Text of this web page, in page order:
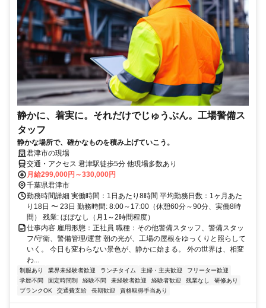
静かに、着実に。それだけでじゅうぶん。工場警備ス
タッフ
静かな場所で、確かなものを積み上げていこう。
君津市の現場
交通・アクセス 君津駅徒歩5分 他現場多数あり
月給299,000円～330,000円
千葉県君津市
勤務時間詳細 実働時間：1日あたり8時間 平均勤務日数：1ヶ月あた
り18日 〜 23日 勤務時間: 8:00～17:00（休憩60分～90分、実働8時
間） 残業: ほぼなし（月1～2時間程度）
仕事内容 雇用形態：正社員 職種：その他警備スタッフ、警備スタッ
フ/守衛、警備管理/運営 朝の光が、工場の屋根をゆっくりと照らして
いく。 今日も変わらない景色が、静かに始まる。 外の世界は、相変
わ...
制服あり 業界未経験者歓迎 ランチタイム 主婦・主夫歓迎
フリーター歓迎
学歴不問
固定時間制 経験不問 未経験者歓迎 経験者歓迎 残業なし
研修あり
ブランクOK
交通費支給 長期歓迎 資格取得手当あり